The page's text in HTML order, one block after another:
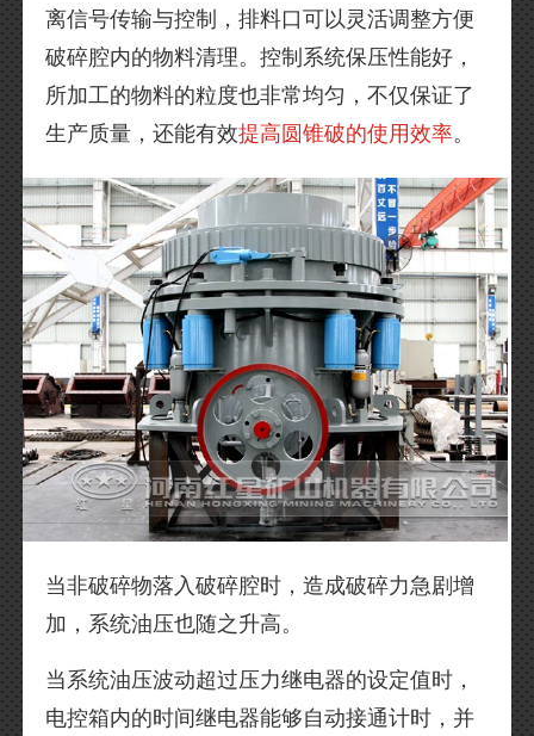
离信号传输与控制，排料口可以灵活调整方便
破碎腔内的物料清理。控制系统保压性能好，
所加工的物料的粒度也非常均匀，不仅保证了
生产质量，还能有效提高圆锥破的使用效率。
当非破碎物落入破碎腔时，造成破碎力急剧增
加，系统油压也随之升高。
当系统油压波动超过压力继电器的设定值时，
电控箱内的时间继电器能够自动接通计时，并